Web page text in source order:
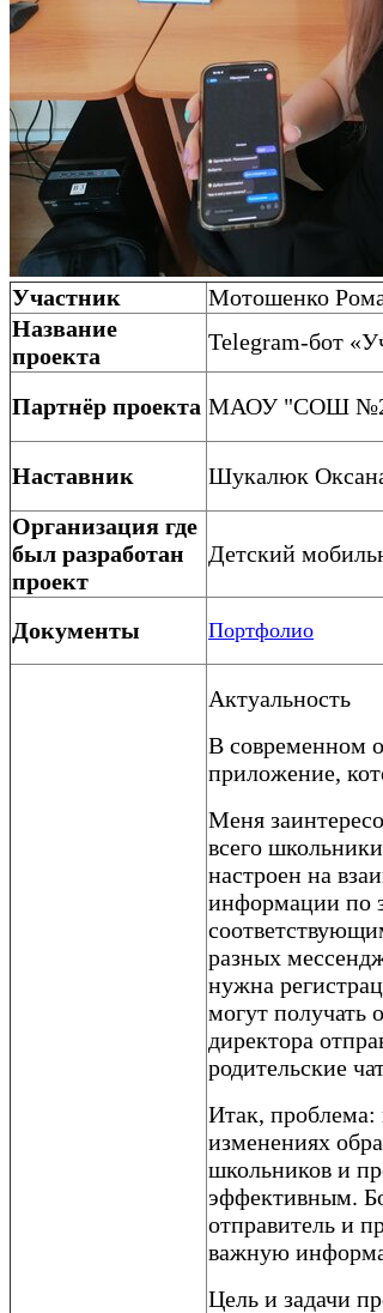
Участник
Мотошенко
Название
проекта
Telegram-бот
Партнёр проекта МАОУ "СОШ
Наставник
Шукалюк
Организация где
был разработан
проект
Детский
Документы Портфолио
Актуальность
В современном
приложение,
Меня
всего
настроен на
информации по
разных
нужна
могут получать
директора
родительские
Итак, проблема:
изменениях
школьников и
эффективным.
отправитель и
важную
Цель и задачи